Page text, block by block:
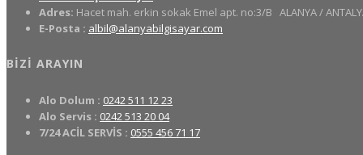
Adres: Hacet mah. erkin sokak Emel apt. no:3/B ALANYA /
E-Posta : albil@alanyabilgisayar.com
BIZI ARAYIN
Alo Dolum : 0242 511 12 23
Alo Servis : 0242 513 20 04
7/24 ACİL SERVİS : 0555 456 71 17